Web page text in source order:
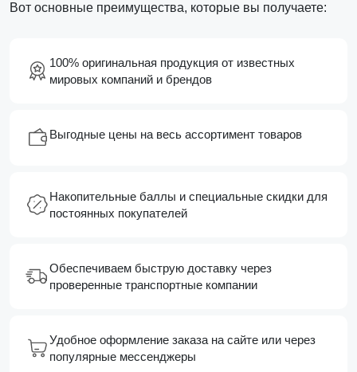
Вот основные преимущества, которые вы получаете:
100% оригинальная продукция от известных
мировых компаний и брендов
Выгодные цены на весь ассортимент товаров
Накопительные баллы и специальные скидки для
постоянных покупателей
Обеспечиваем быструю доставку через
проверенные транспортные компании
Удобное оформление заказа на сайте или через
популярные мессенджеры